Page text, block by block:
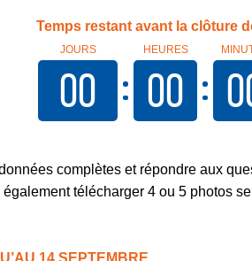
Temps restant avant la clôture
JOURS HEURES
00 00
complètes et répondre aux
té lécharger 4 ou 5 photos
14 SEPTEMBRE